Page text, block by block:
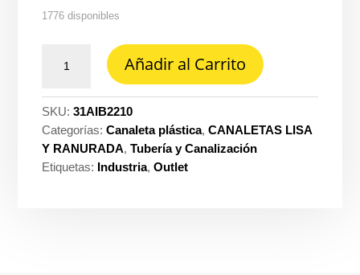
1776 disponibles
curvo
22
MM
x
10
Añadir al Carrito
SKU:31AIB2210
Categorías:Canaleta plástica,CANALETAS LISA
Y RANURADA,Tubería y Canalización
Etiquetas: Industria,Outlet